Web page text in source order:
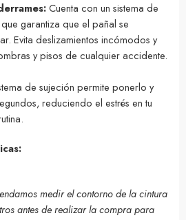
Cuenta con un sistema de
garantiza que el pañal se
Evita deslizamientos incómodos y
y pisos de cualquier accidente.
de sujeción permite ponerlo y
reduciendo el estrés en tu
medir el contorno de la cintura
antes de realizar la compra para